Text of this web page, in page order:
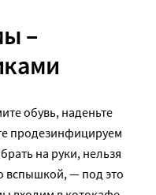
–
обувь, наденьте
продезинфицируем
на руки, нельзя
вспышкой, — под это